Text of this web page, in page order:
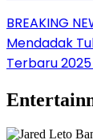
BREAKING
Mendadak
Terbaru